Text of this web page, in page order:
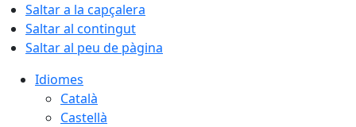
Saltar a la capçalera
Saltar al contingut
Saltar al peu de pàgina
Idiomes
Català
Castellà